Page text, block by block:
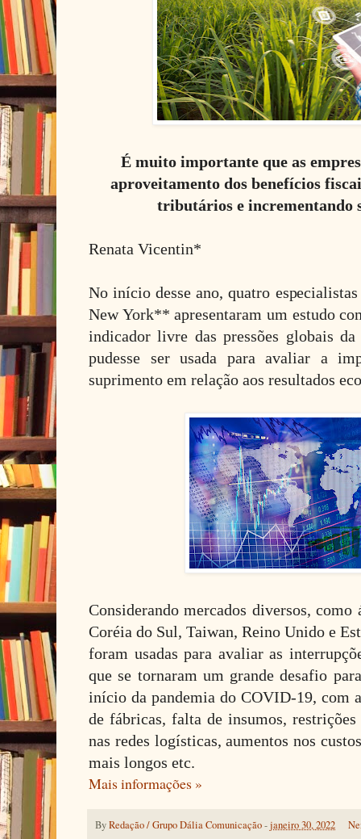
É muito importante que as
aproveitamento dos benefícios
tributários e incrementando
Renata Vicentin*
No início desse ano, quatro
New York** apresentaram um estudo
indicador livre das pressões globais
pudesse ser usada para avaliar a
suprimento em relação aos resultados
Considerando mercados diversos, como
Coréia do Sul, Taiwan, Reino Unido e
foram usadas para avaliar as
que se tornaram um grande desafio
início da pandemia do COVID-19, com
de fábricas, falta de insumos,
nas redes logísticas, aumentos nos
mais longos etc.
Mais informações »
ByRedação / Grupo Dália Comunicação-janeiro 30, 2022